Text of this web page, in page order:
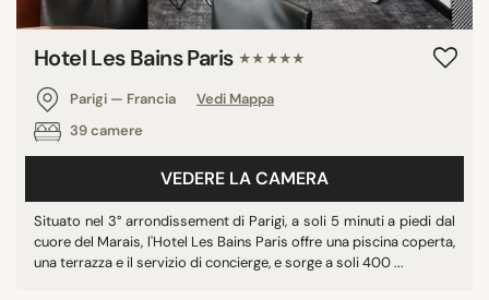
Hotel Les Bains Paris ★★★★★
Parigi — Francia
Vedi Mappa
39 camere
VEDERE LA CAMERA
Situato nel 3° arrondissement di Parigi, a soli 5 minuti a piedi dal
cuore del Marais, l'Hotel Les Bains Paris offre una piscina coperta,
una terrazza e il servizio di concierge, e sorge a soli 400 ...